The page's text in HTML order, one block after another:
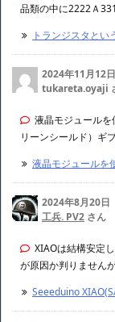
品類の中に2222Ａ
トランジスタとい
2024年11月12日
tukareta.oyaji
液晶モジュール
リーンシールド）ギ
液晶モジュールを
2024年8月20日
工兵. PV2 さん
XIAOは結構安定
が原因か判りません
Seeeduino